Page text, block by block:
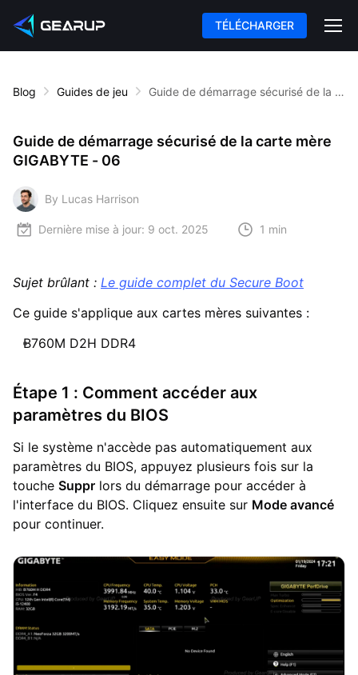
TÉLÉCHARGER
Blog Guides de jeu Guide de démarrage sécurisé de la carte mère GIGABYTE - 06
Guide de démarrage sécurisé de la carte mère
GIGABYTE - 06
By Lucas Harrison
Dernière mise à jour: 9 oct. 2025 1 min
Sujet brûlant : Le guide complet du Secure Boot
Ce guide s'applique aux cartes mères suivantes :
B760M D2H DDR4
Étape 1 : Comment accéder aux
paramètres du BIOS
Si le système n'accède pas automatiquement aux
paramètres du BIOS, appuyez plusieurs fois sur la
touche Suppr lors du démarrage pour accéder à
l'interface du BIOS. Cliquez ensuite sur Mode avancé
pour continuer.